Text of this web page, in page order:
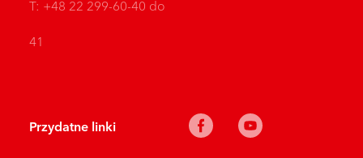
T: +48 22 299-60-40 do
41
Przydatne linki